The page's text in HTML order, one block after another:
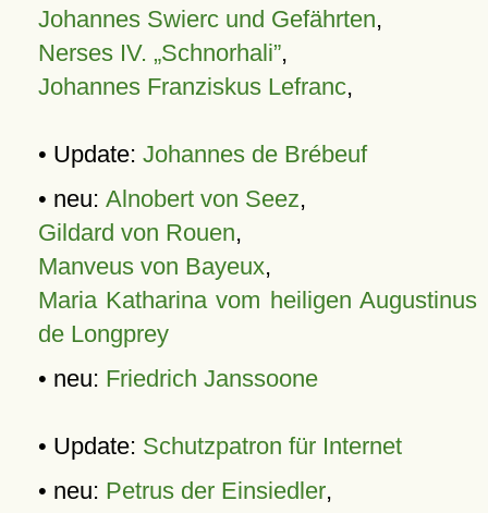
Johannes Swierc und Gefährten,
Nerses IV. „Schnorhali”,
Johannes Franziskus Lefranc,
• Update: Johannes de Brébeuf
• neu: Alnobert von Seez,
Gildard von Rouen,
Manveus von Bayeux,
Maria Katharina vom heiligen Augustinus
de Longprey
• neu: Friedrich Janssoone
• Update: Schutzpatron für Internet
• neu: Petrus der Einsiedler,